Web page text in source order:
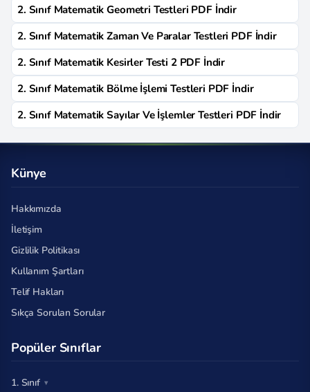
2. Sınıf Matematik Geometri Testleri PDF İndir
2. Sınıf Matematik Zaman Ve Paralar Testleri PDF İndir
2. Sınıf Matematik Kesirler Testi 2 PDF İndir
2. Sınıf Matematik Bölme İşlemi Testleri PDF İndir
2. Sınıf Matematik Sayılar Ve İşlemler Testleri PDF İndir
Künye
Hakkımızda
İletişim
Gizlilik Politikası
Kullanım Şartları
Telif Hakları
Sıkça Sorulan Sorular
Popüler Sınıflar
1. Sınıf